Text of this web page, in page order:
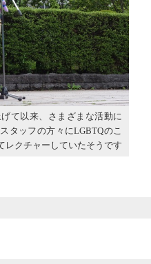
て以来、さまざまな活動に
タッフの方々にLGBTQのこ
レクチャーしていたそうです